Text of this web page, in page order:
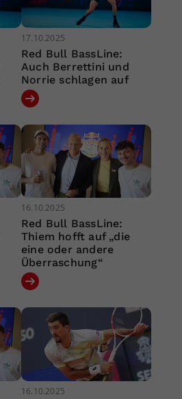
17.10.2025
Red Bull BassLine:
Auch Berrettini und
Norrie schlagen auf
16.10.2025
Red Bull BassLine:
Thiem hofft auf „die
eine oder andere
Überraschung“
16.10.2025